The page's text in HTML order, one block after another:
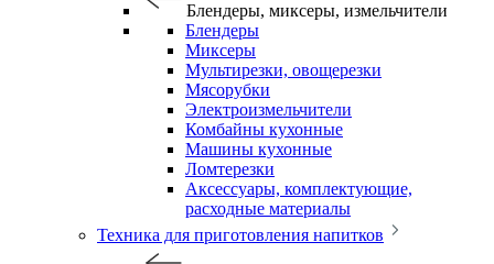
Блендеры, миксеры, измельчители
Блендеры
Миксеры
Мультирезки, овощерезки
Мясорубки
Электроизмельчители
Комбайны кухонные
Машины кухонные
Ломтерезки
Аксессуары, комплектующие,
расходные материалы
Техника для приготовления напитков